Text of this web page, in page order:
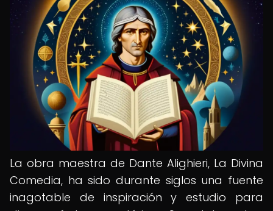
La obra maestra de Dante Alighieri, La Divina
Comedia, ha sido durante siglos una fuente
inagotable de inspiración y estudio para